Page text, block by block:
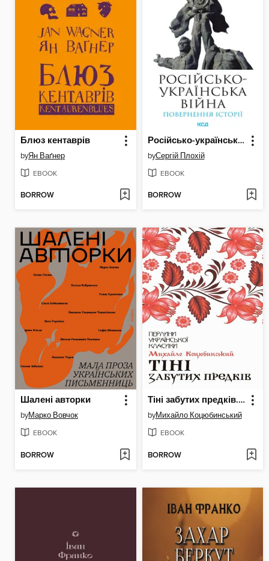
Блюз кентаврів
byЯн Ваґнер
EBOOK
BORROW
Російсько-українська війна
byСергій Плохій
EBOOK
BORROW
Шалені авторки
byМарко Вовчок
EBOOK
BORROW
Тіні забутих предків. Новели
byМихайло Коцюбинський
EBOOK
BORROW